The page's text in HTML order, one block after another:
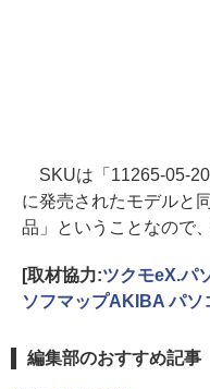
SKUは「11265-05-
に発売されたモデルと
品」ということなので
[取材協力:ツクモeX.パ
ソフマップAKIBA パソ
編集部のおすすめ記事